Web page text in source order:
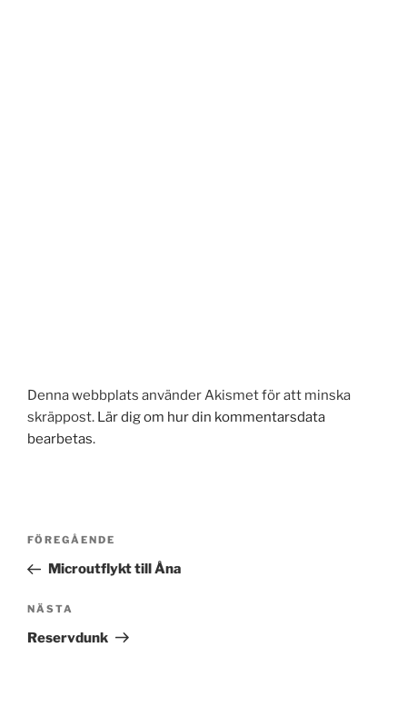
Denna webbplats använder Akismet för att minska
skräppost. Lär dig om hur din kommentarsdata
bearbetas.
Inläggsnavigering
Föregående
inlägg
FÖREGÅENDE
Microutflykt till Åna
Nästa
inlägg
NÄSTA
Reservdunk